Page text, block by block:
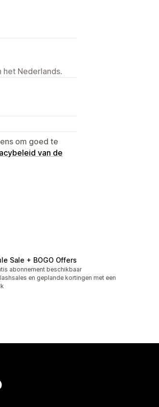
Nederlands.
om goed te
van de
Sale + BOGO Offers
totaal
abonnement beschikbaar
en geplande kortingen met een